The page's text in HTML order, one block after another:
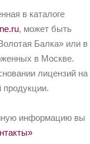
в каталоге
, может быть
Балка» или в
в Москве.
лицензий на
продукции.
информацию вы